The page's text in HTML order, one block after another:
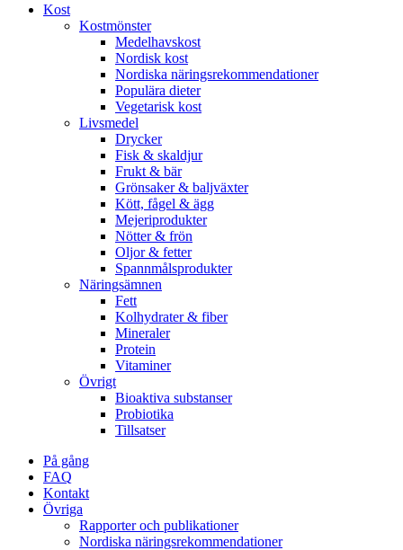
Kost
Kostmönster
Medelhavskost
Nordisk kost
Nordiska näringsrekommendationer
Populära dieter
Vegetarisk kost
Livsmedel
Drycker
Fisk & skaldjur
Frukt & bär
Grönsaker & baljväxter
Kött, fågel & ägg
Mejeriprodukter
Nötter & frön
Oljor & fetter
Spannmålsprodukter
Näringsämnen
Fett
Kolhydrater & fiber
Mineraler
Protein
Vitaminer
Övrigt
Bioaktiva substanser
Probiotika
Tillsatser
På gång
FAQ
Kontakt
Övriga
Rapporter och publikationer
Nordiska näringsrekommendationer